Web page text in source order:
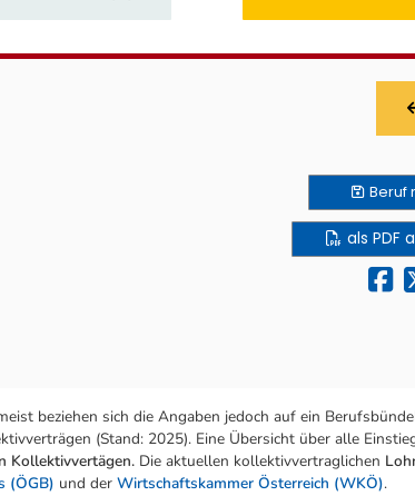
Beruf
als PDF
beziehen sich die Angaben jedoch auf ein
(Stand: 2025). Eine Übersicht über alle
Kollektivvertägen. Die aktuellen kollektivvertraglichen
(ÖGB) und der Wirtschaftskammer Österreich (WKÖ).